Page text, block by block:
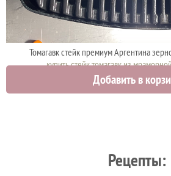
Томагавк стейк премиум Аргентина
купить стейк томагавк из
4270 руб.
Добавить в
Рецепты: